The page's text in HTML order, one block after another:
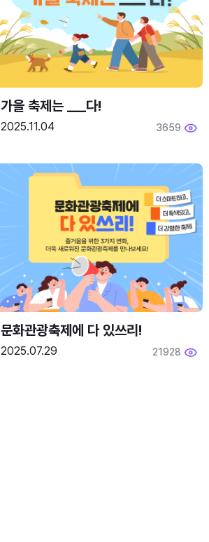
2025.11.04 3659
문화관광축제에 다 있쓰리!
2025.07.29 21928